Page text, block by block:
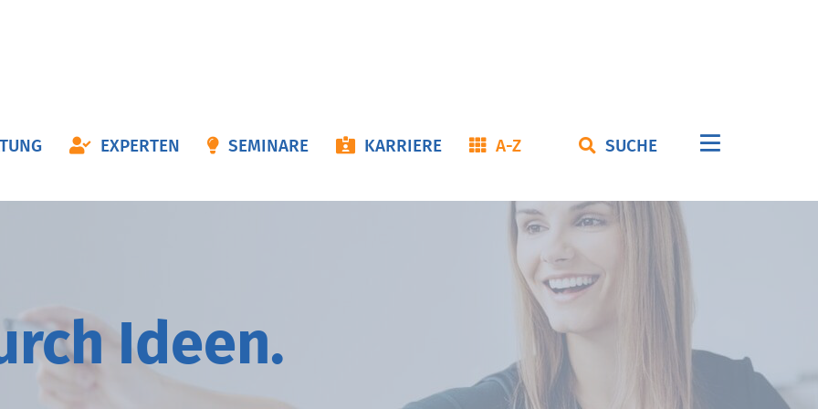
EXPERTEN SEMINARE KARRIERE A-Z SUCHE
Navigation
I deen.